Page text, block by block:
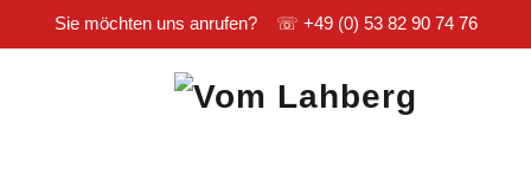
Sie möchten uns anrufen? ☏ +49 (0) 53 82 90 74 76